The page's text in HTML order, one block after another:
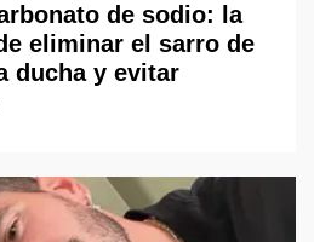
de sodio: la
eliminar el sarro de
ducha y evitar